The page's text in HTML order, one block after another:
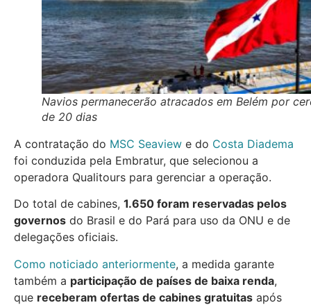
Navios permanecerão atracados em Belém por
de 20 dias
A contratação do MSC Seaview e do Costa Diadema
foi conduzida pela Embratur, que selecionou a
operadora Qualitours para gerenciar a operação.
Do total de cabines, 1.650 foram reservadas pelos
governos do Brasil e do Pará para uso da ONU e de
delegações oficiais.
Como noticiado anteriormente, a medida garante
também a participação de países de baixa renda,
que receberam ofertas de cabines gratuitas após